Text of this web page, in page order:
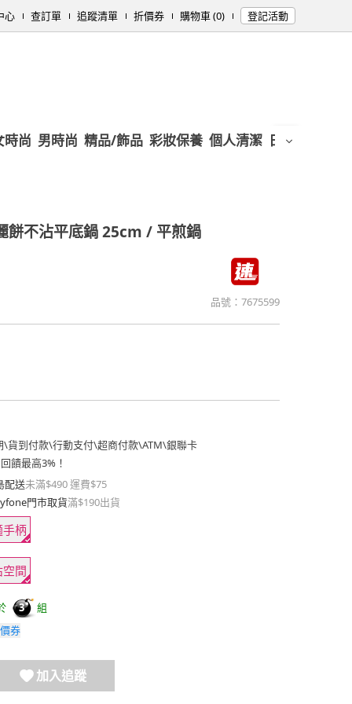
心 查訂單 追蹤清單 折價券 購物車 (0) 登記活動
時尚 男時尚 精品/飾品 彩妝保養 個人清潔 日用/紙品
餅不沾平底鍋 25cm / 平煎鍋
品號： 7675599
\貨到付款\行動支付\超商付款\ATM\銀聯卡
饋最高3%！
配送未滿$490 運費$75
門市取貨滿$190出貨
手柄
間
3
組
券
加入追蹤